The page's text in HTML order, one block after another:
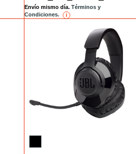
Envío mismo día. Términos y
Condiciones.
i reference